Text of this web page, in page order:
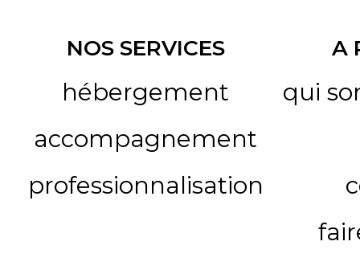
NOS SERVICES
hébergement
accompagnement
professionnalisation
A
qui